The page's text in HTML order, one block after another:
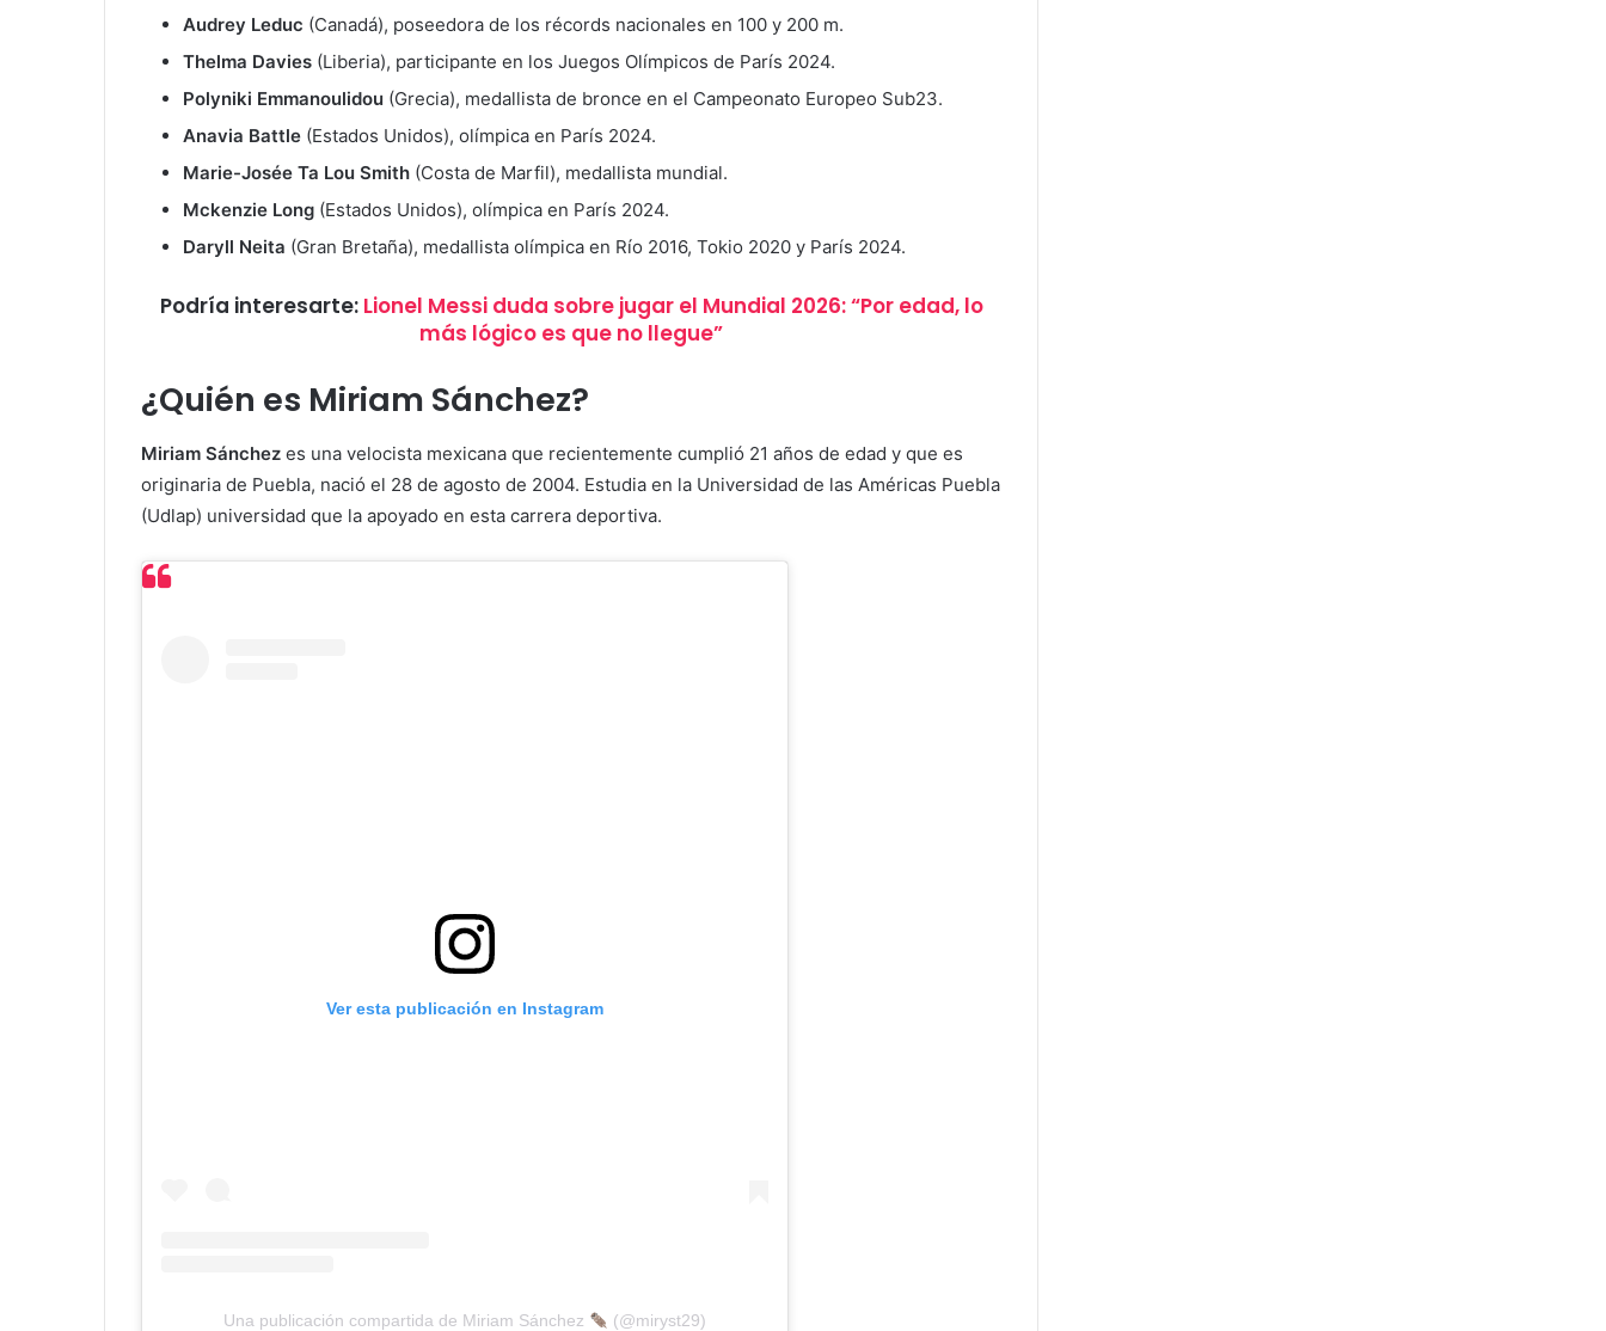
Audrey Leduc (Canadá), poseedora de los récords nacionales en 100 y 200 m.
Thelma Davies (Liberia), participante en los Juegos Olímpicos de París 2024.
Polyniki Emmanoulidou (Grecia), medallista de bronce en el Campeonato Europeo Sub23.
Anavia Battle (Estados Unidos), olímpica en París 2024.
Marie-Josée Ta Lou Smith (Costa de Marfil), medallista mundial.
Mckenzie Long (Estados Unidos), olímpica en París 2024.
Daryll Neita (Gran Bretaña), medallista olímpica en Río 2016, Tokio 2020 y París 2024.
Podría interesarte: Lionel Messi duda sobre jugar el Mundial 2026: “Por edad, lo
más lógico es que no llegue”
¿Quién es Miriam Sánchez?
Miriam Sánchez es una velocista mexicana que recientemente cumplió 21 años de edad y que es
originaria de Puebla, nació el 28 de agosto de 2004. Estudia en la Universidad de las Américas Puebla
(Udlap) universidad que la apoyado en esta carrera deportiva.
Ver esta publicación en Instagram
Una publicación compartida de Miriam Sánchez (@miryst29)